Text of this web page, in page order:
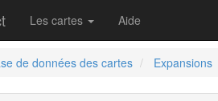
Les cartes Aide
de données des cartes Expansions